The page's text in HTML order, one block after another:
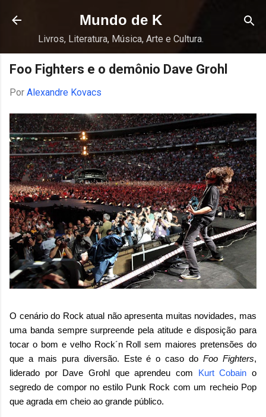
Pular para o conteúdo principal
Mundo de K
Livros, Literatura, Música, Arte e Cultura.
Foo Fighters e o demônio Dave Grohl
Por Alexandre Kovacs
O cenário do Rock atual não apresenta muitas novidades, mas
uma banda sempre surpreende pela atitude e disposição para
tocar o bom e velho Rock´n Roll sem maiores pretensões do
que a mais pura diversão. Este é o caso doFoo Fighters,
liderado por Dave Grohl que aprendeu com Kurt Cobain o
segredo de compor no estilo Punk Rock com um recheio Pop
que agrada em cheio ao grande público.